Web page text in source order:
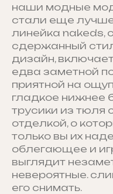
наши модные
стали еще
линейка nakeds,
сдержанный
дизайн,
едва заметной
приятной на
гладкое нижнее
трусики из тюля
отделкой, о
только вы их
облегающее и
выглядит
невероятные.
его снимать.